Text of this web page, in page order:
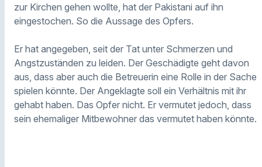
zur Kirchen gehen wollte, hat der Pakistani auf ihn
eingestochen. So die Aussage des Opfers.
Er hat angegeben, seit der Tat unter Schmerzen und
Angstzuständen zu leiden. Der Geschädigte geht davon
aus, dass aber auch die Betreuerin eine Rolle in der Sache
spielen könnte. Der Angeklagte soll ein Verhältnis mit ihr
gehabt haben. Das Opfer nicht. Er vermutet jedoch, dass
sein ehemaliger Mitbewohner das vermutet haben könnte.